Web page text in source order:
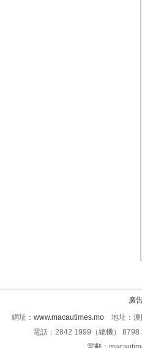
廣
網址： www.macautimes.mo 地址：澳
電話：2842 1999（總機）